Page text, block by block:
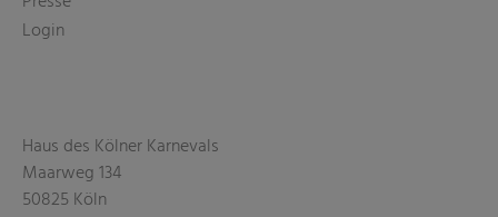
Login
Haus des Kölner Karnevals
Maarweg 134
50825 Köln